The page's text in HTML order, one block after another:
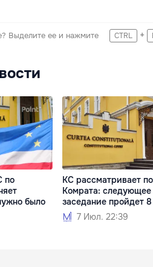
Выделите ее и нажмите CTRL +
по
было
КС рассматривает
Комрата: следующее
заседание пройдет
7 Июл. 22:39